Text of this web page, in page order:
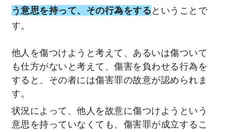
う意思を持って、その行為をするということで
す。
他人を傷つけようと考えて、あるいは傷ついて
も仕方がないと考えて、傷害を負わせる行為を
すると、その者には傷害罪の故意が認められま
す。
状況によって、他人を故意に傷つけようという
意思を持っていなくても、傷害罪が成立するこ